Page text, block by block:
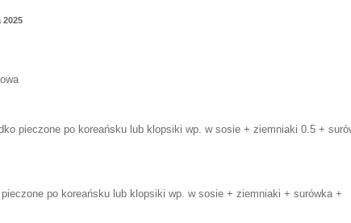
2025
pieczone po koreańsku lub klopsiki wp. w sosie + ziemniaki 0.5 +
po koreańsku lub klopsiki wp. w sosie + ziemniaki + surówka +